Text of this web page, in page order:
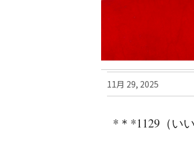
11月 29, 2025
*＊*1129（い